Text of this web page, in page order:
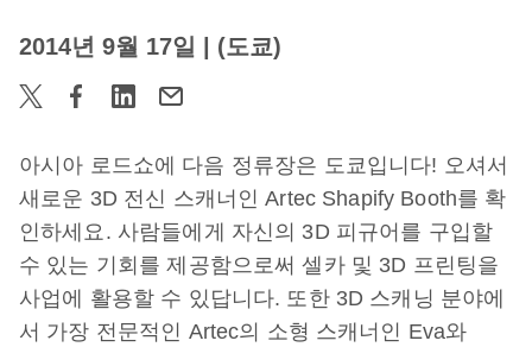
2014년 9월 17일 | (도쿄)
아시아 로드쇼에 다음 정류장은 도쿄입니다! 오셔서
새로운 3D 전신 스캐너인 Artec Shapify Booth를 확
인하세요. 사람들에게 자신의 3D 피규어를 구입할
수 있는 기회를 제공함으로써 셀카 및 3D 프린팅을
사업에 활용할 수 있답니다. 또한 3D 스캐닝 분야에
서 가장 전문적인 Artec의 소형 스캐너인 Eva와